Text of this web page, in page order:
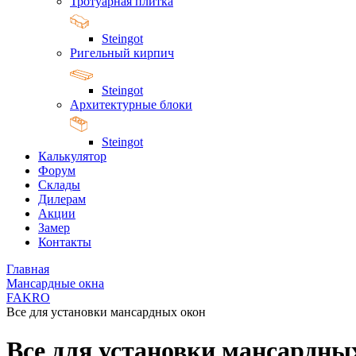
Steingot
Ригельный кирпич
Steingot
Архитектурные блоки
Steingot
Калькулятор
Форум
Склады
Дилерам
Акции
Замер
Контакты
Главная
Мансардные окна
FAKRO
Все для установки мансардных окон